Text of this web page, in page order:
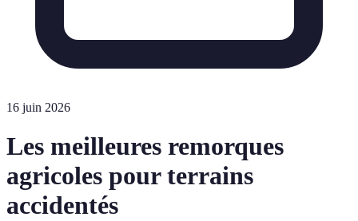
16 juin 2026
Les meilleures remorques
agricoles pour terrains
accidentés